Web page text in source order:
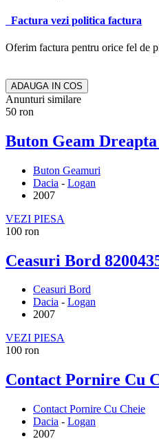
Factura vezi politica factura
Oferim factura pentru orice fel de
ADAUGA IN COS
Anunturi similare
50 ron
Buton Geam
Buton Geamuri
Dacia - Logan
2007
VEZI PIESA
100 ron
Ceasuri Bord
Ceasuri Bord
Dacia - Logan
2007
VEZI PIESA
100 ron
Contact Pornire Cu
Contact Pornire Cu Cheie
Dacia - Logan
2007